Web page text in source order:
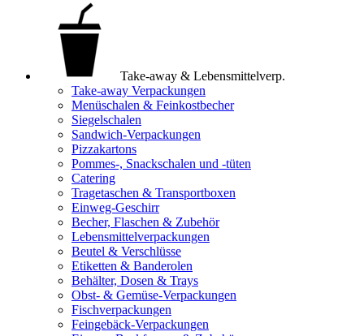
Take-away & Lebensmittelverp.
Take-away Verpackungen
Menüschalen & Feinkostbecher
Siegelschalen
Sandwich-Verpackungen
Pizzakartons
Pommes-, Snackschalen und -tüten
Catering
Tragetaschen & Transportboxen
Einweg-Geschirr
Becher, Flaschen & Zubehör
Lebensmittelverpackungen
Beutel & Verschlüsse
Etiketten & Banderolen
Behälter, Dosen & Trays
Obst- & Gemüse-Verpackungen
Fischverpackungen
Feingebäck-Verpackungen